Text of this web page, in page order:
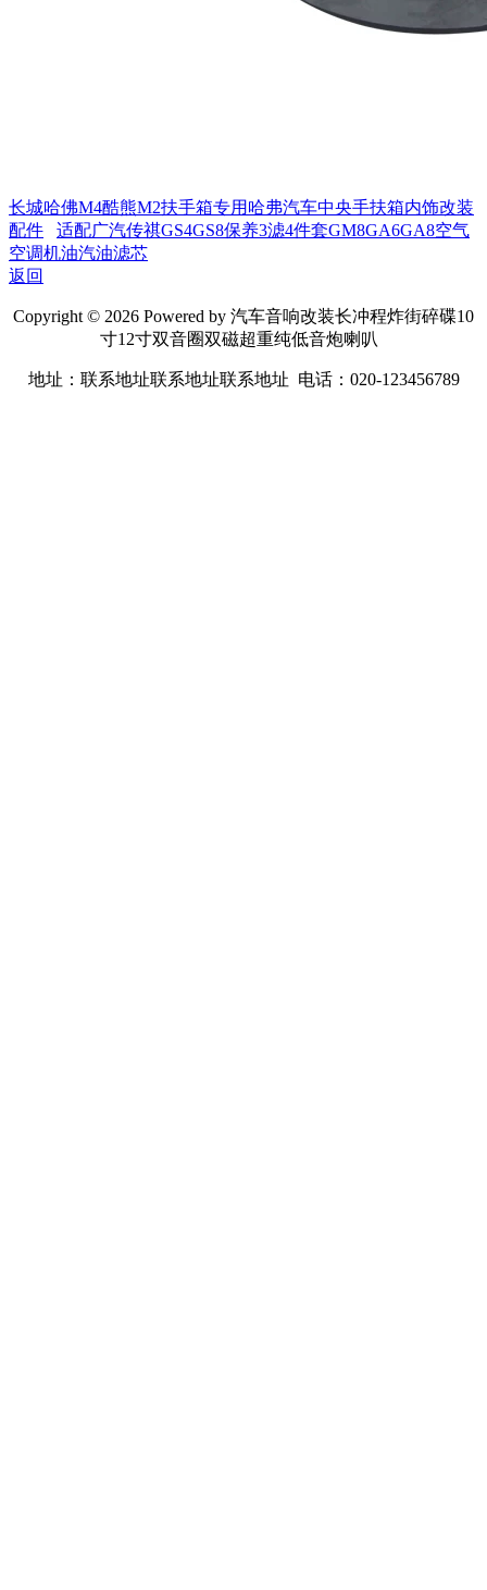
长城哈佛M4酷熊M2扶手箱专用哈弗汽车中央手扶箱内饰改装
配件
适配广汽传祺GS4GS8保养3滤4件套GM8GA6GA8空气
空调机油汽油滤芯
返回
Copyright © 2026 Powered by 汽车音响改装长冲程炸街碎碟10
寸12寸双音圈双磁超重纯低音炮喇叭
地址：联系地址联系地址联系地址 电话：020-123456789